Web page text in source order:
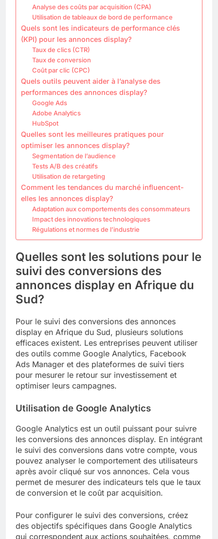
Analyse des coûts par acquisition (CPA)
Utilisation de tableaux de bord de performance
Quels sont les indicateurs de performance clés
(KPI) pour les annonces display?
Taux de clics (CTR)
Taux de conversion
Coût par clic (CPC)
Quels outils peuvent aider à l’analyse des
performances des annonces display?
Google Ads
Adobe Analytics
HubSpot
Quelles sont les meilleures pratiques pour
optimiser les annonces display?
Segmentation de l’audience
Tests A/B des créatifs
Utilisation de retargeting
Comment les tendances du marché influencent-
elles les annonces display?
Adaptation aux comportements des consommateurs
Impact des innovations technologiques
Régulations et normes de l’industrie
Quelles sont les solutions pour le
suivi des conversions des
annonces display en Afrique du
Sud?
Pour le suivi des conversions des annonces
display en Afrique du Sud, plusieurs solutions
efficaces existent. Les entreprises peuvent utiliser
des outils comme Google Analytics, Facebook
Ads Manager et des plateformes de suivi tiers
pour mesurer le retour sur investissement et
optimiser leurs campagnes.
Utilisation de Google Analytics
Google Analytics est un outil puissant pour suivre
les conversions des annonces display. En intégrant
le suivi des conversions dans votre compte, vous
pouvez analyser le comportement des utilisateurs
après avoir cliqué sur vos annonces. Cela vous
permet de mesurer des indicateurs tels que le taux
de conversion et le coût par acquisition.
Pour configurer le suivi des conversions, créez
des objectifs spécifiques dans Google Analytics
qui correspondent aux actions souhaitées, comme